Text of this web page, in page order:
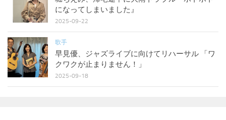
になってしまいました』
2025-09-22
歌手
早見優、ジャズライブに向けてリハーサル 「ワ
クワクが止まりません！」
2025-09-18